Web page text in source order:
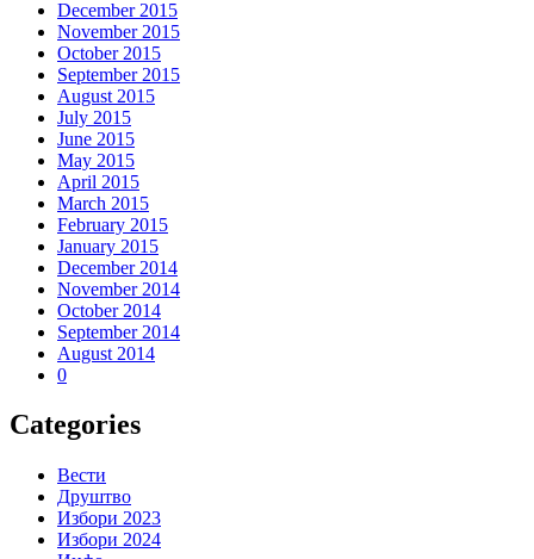
December 2015
November 2015
October 2015
September 2015
August 2015
July 2015
June 2015
May 2015
April 2015
March 2015
February 2015
January 2015
December 2014
November 2014
October 2014
September 2014
August 2014
0
Categories
Вести
Друштво
Избори 2023
Избори 2024